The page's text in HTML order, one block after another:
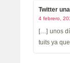
Twitter
4 febrero,
[…] unos
tuits ya